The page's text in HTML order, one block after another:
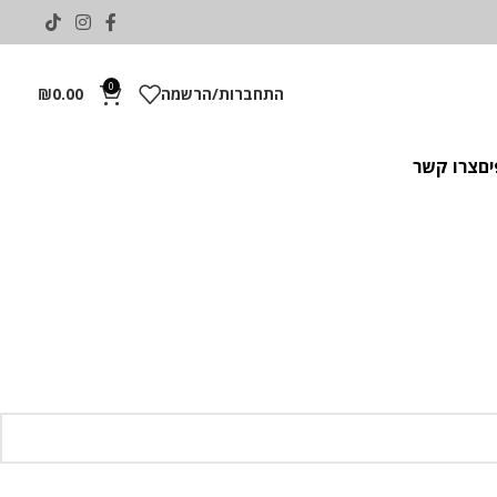
התחברות/הרשמה 0
₪0.00
צרו קשר